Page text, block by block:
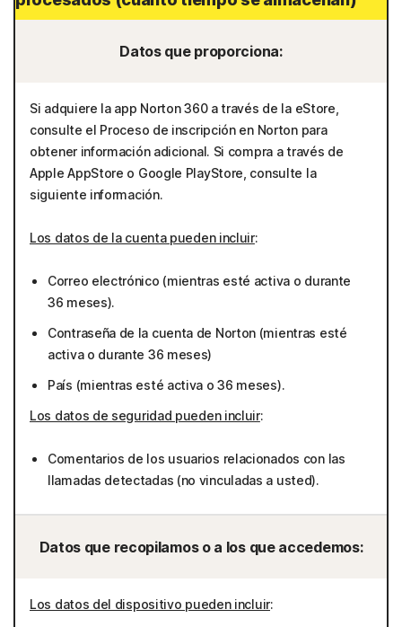
Datos que proporciona:
Si adquiere la app Norton 360 a través de la eStore,
consulte el Proceso de inscripción en Norton para
obtener información adicional. Si compra a través de
Apple AppStore o Google PlayStore, consulte la
siguiente información.
Los datos de la cuenta pueden incluir:
Correo electrónico (mientras esté activa o durante
36 meses).
Contraseña de la cuenta de Norton (mientras esté
activa o durante 36 meses)
País (mientras esté activa o 36 meses).
Los datos de seguridad pueden incluir:
Comentarios de los usuarios relacionados con las
llamadas detectadas (no vinculadas a usted).
Datos que recopilamos o a los que accedemos:
Los datos del dispositivo pueden incluir: